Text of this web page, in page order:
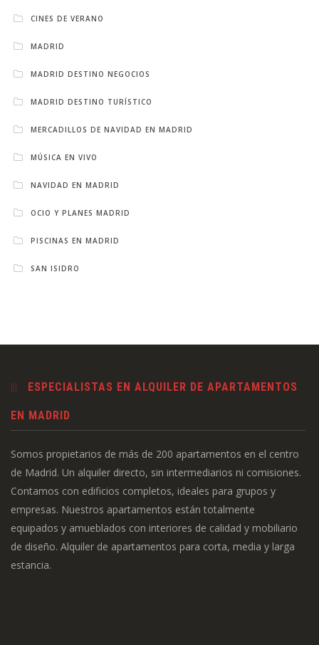
CINES DE VERANO
MADRID
MADRID DESTINO NEGOCIOS
MADRID DESTINO TURÍSTICO
MERCADILLOS DE NAVIDAD EN MADRID
MÚSICA EN VIVO
NAVIDAD EN MADRID
OCIO Y PLANES MADRID
PISCINAS EN MADRID
SAN ISIDRO
ESPECIALISTAS EN ALQUILER DE APARTAMENTOS
EN MADRID
Somos propietarios de más de 200 apartamentos en el centro
de Madrid. Un alquiler directo, sin intermediarios ni comisiones.
Contamos con edificios completos, ideales para grupos y
empresas. Nuestros apartamentos están totalmente
equipados y amueblados con interiores de calidad y mobiliario
de diseño. Alquiler de apartamentos para corta, media y larga
estancia.